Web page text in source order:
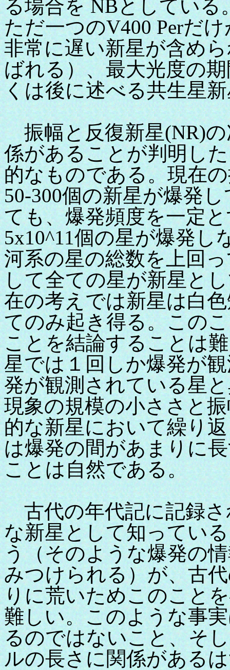
る場合を NBとしている
ただ一つのV400 Perだ
非常に遅い新星が含め
ばれる）、最大光度の
くは後に述べる共生星
振幅と反復新星(NR)の
係があることが判明し
的なものである。現在
50-300個の新星が爆発
ても、爆発頻度を一定
5x10^11個の星が爆発
河系の星の総数を上回
して全ての星が新星と
在の考えでは新星は白
てのみ起き得る。この
ことを結論することは
星では１回しか爆発が
発が観測されている星
現象の規模の小ささと
的な新星において繰り
は爆発の間があまりに
ことは自然である。
古代の年代記に記録さ
な新星として知ってい
う（そのような爆発の
みつけられる）が、古
りに荒いためこのこと
難しい。このような事
るのではないこと、そ
ルの長さに関係がある